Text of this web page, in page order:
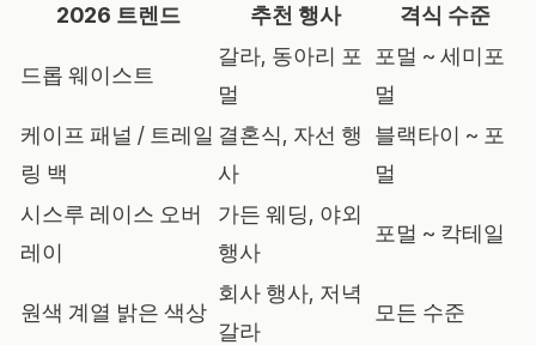
2026 트렌드 추천 행사 격식 수준
드롭 웨이스트
갈라, 동아리 포
멀
포멀 ~ 세미포
멀
케이프 패널 / 트레일
링 백
결혼식, 자선 행
사
블랙타이 ~ 포
멀
시스루 레이스 오버
레이
가든 웨딩, 야외
행사
포멀 ~ 칵테일
원색 계열 밝은 색상
회사 행사, 저녁
갈라
모든 수준